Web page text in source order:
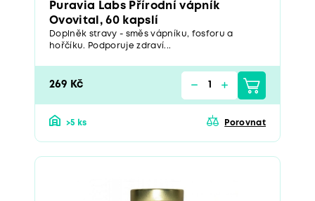
Puravia Labs Přírodní vápník
Ovovital, 60 kapslí
Doplněk stravy - směs vápníku, fosforu a
hořčíku. Podporuje zdraví...
269 Kč
>5 ks Porovnat